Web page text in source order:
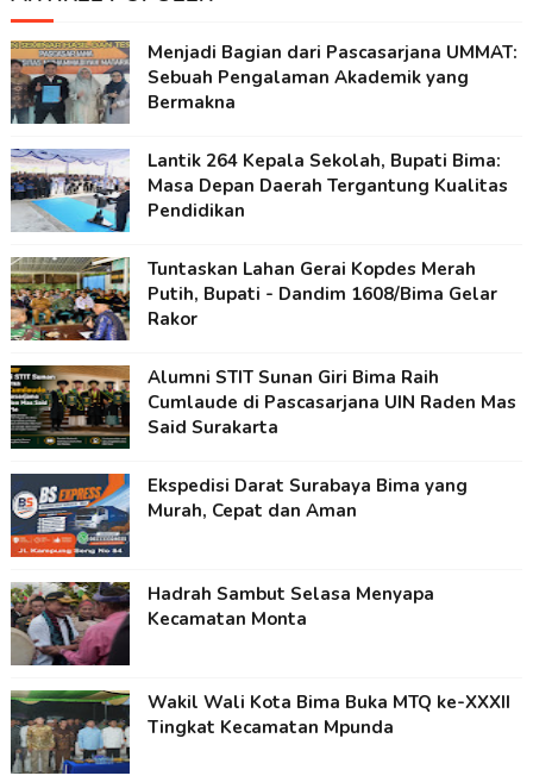
Menjadi Bagian dari Pascasarjana UMMAT:
Sebuah Pengalaman Akademik yang
Bermakna
Lantik 264 Kepala Sekolah, Bupati Bima:
Masa Depan Daerah Tergantung Kualitas
Pendidikan
Tuntaskan Lahan Gerai Kopdes Merah
Putih, Bupati - Dandim 1608/Bima Gelar
Rakor
Alumni STIT Sunan Giri Bima Raih
Cumlaude di Pascasarjana UIN Raden Mas
Said Surakarta
Ekspedisi Darat Surabaya Bima yang
Murah, Cepat dan Aman
Hadrah Sambut Selasa Menyapa
Kecamatan Monta
Wakil Wali Kota Bima Buka MTQ ke-XXXII
Tingkat Kecamatan Mpunda